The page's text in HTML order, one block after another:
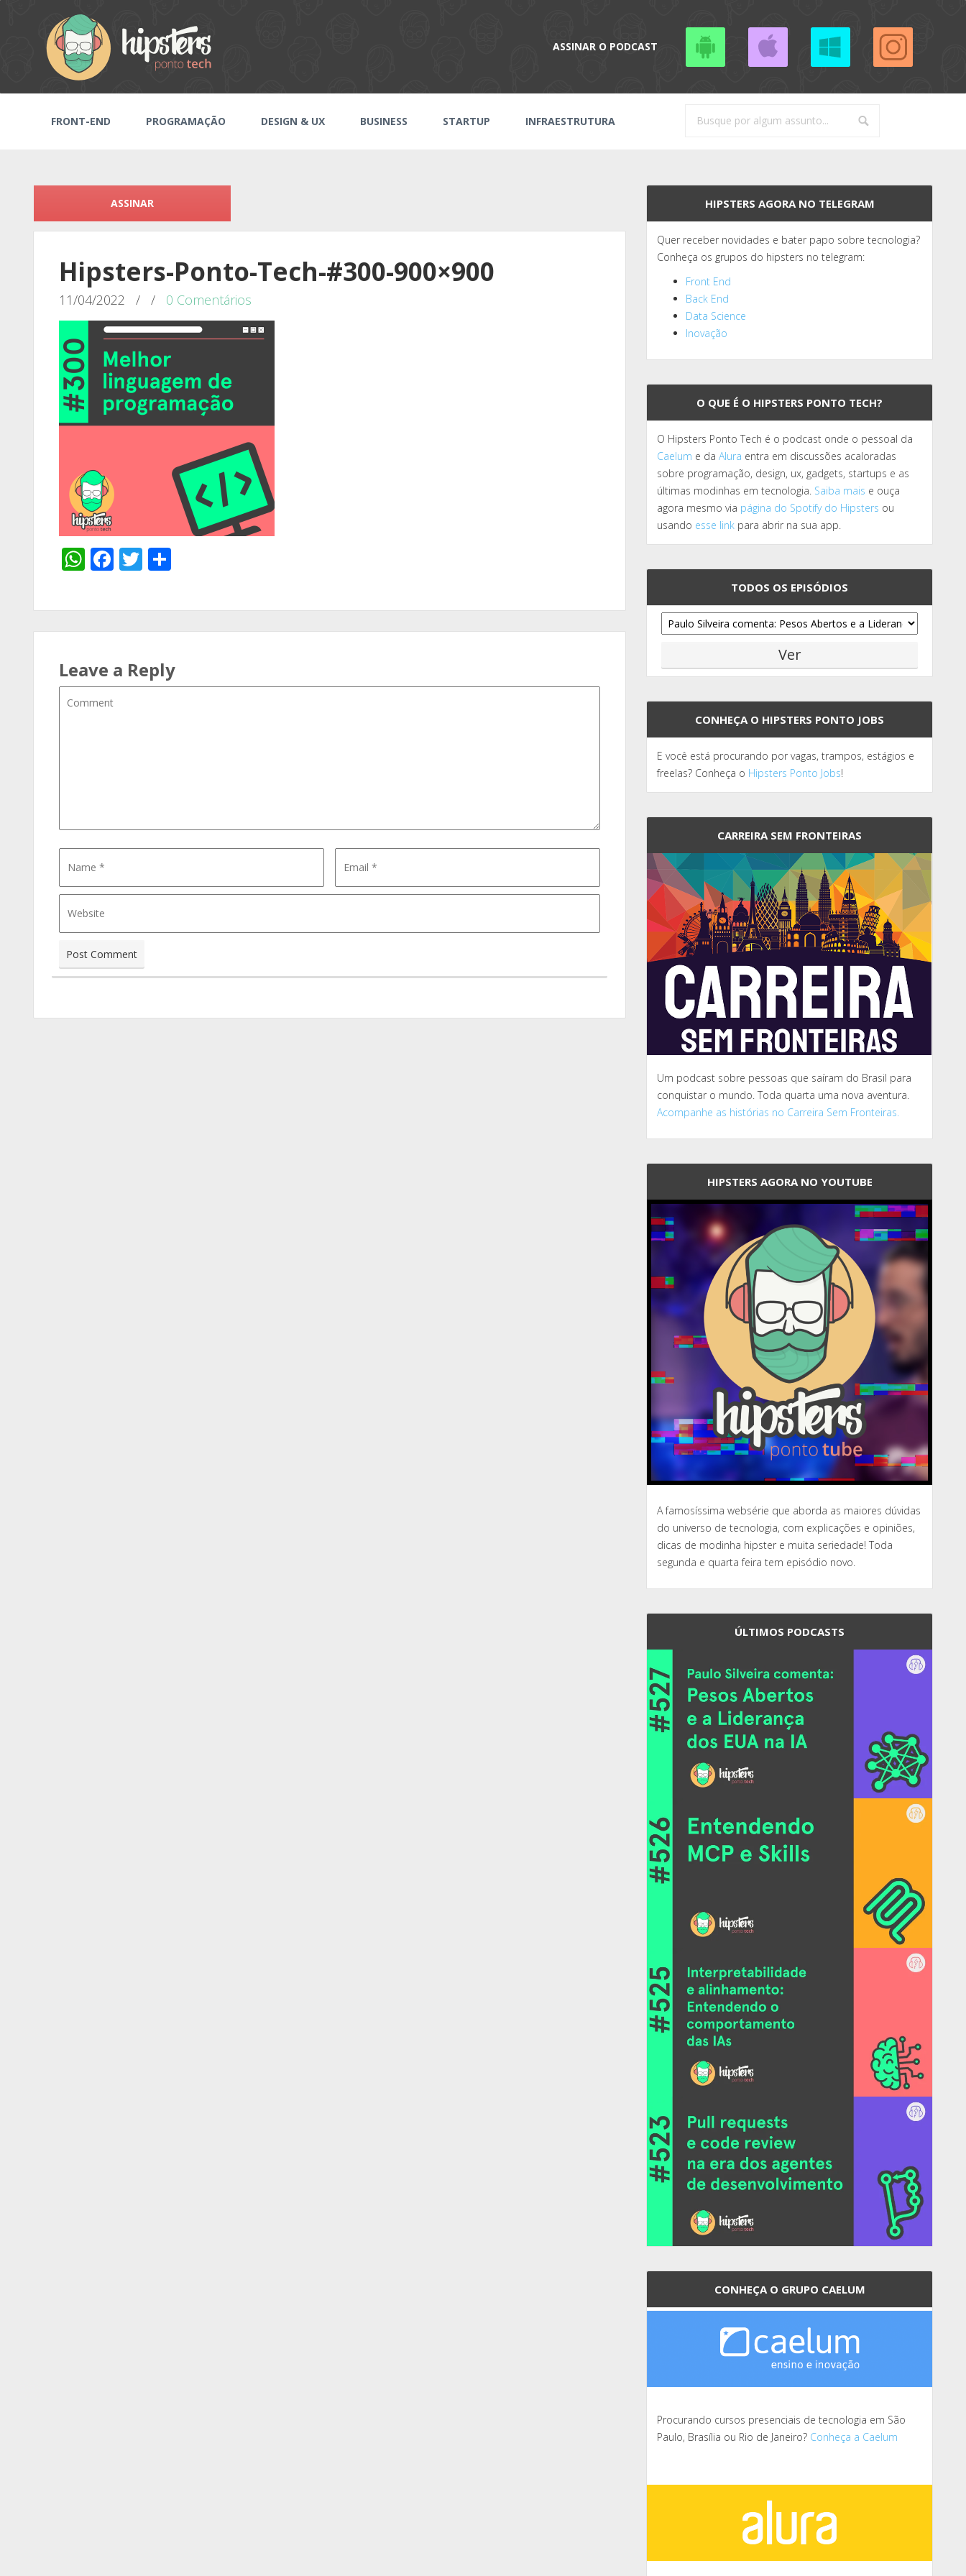
ASSINAR O PODCAST
FRONT-END PROGRAMAÇÃO DESIGN & UX BUSINESS STARTUP INFRAESTRUTURA
ASSINAR
Hipsters-Ponto-Tech-#300-900×900
11/04/2022 / / 0 Comentários
WhatsApp
Facebook
Twitter
Leave a Reply
HIPSTERS AGORA NO TELEGRAM
Quer receber novidades e bater papo sobre tecnologia?
Conheça os grupos do hipsters no telegram:
Front End
Back End
Data Science
Inovação
O QUE É O HIPSTERS PONTO TECH?
O Hipsters Ponto Tech é o podcast onde o pessoal da
Caelum e daAlura entra em discussões acaloradas
sobre programação, design, ux, gadgets, startups e as
últimas modinhas em tecnologia. Saiba mais e ouça
agora mesmo via página do Spotify do Hipsters ou
usando esse link para abrir na sua app.
TODOS OS EPISÓDIOS
CONHEÇA O HIPSTERS PONTO JOBS
E você está procurando por vagas, trampos, estágios e
freelas? Conheça o Hipsters Ponto Jobs!
CARREIRA SEM FRONTEIRAS
Um podcast sobre pessoas que saíram do Brasil para
conquistar o mundo. Toda quarta uma nova aventura.
Acompanhe as histórias no Carreira Sem Fronteiras.
HIPSTERS AGORA NO YOUTUBE
A famosíssima websérie que aborda as maiores dúvidas
do universo de tecnologia, com explicações e opiniões,
dicas de modinha hipster e muita seriedade! Toda
segunda e quarta feira tem episódio novo.
ÚLTIMOS PODCASTS
CONHEÇA O GRUPO CAELUM
Procurando cursos presenciais de tecnologia em São
Paulo, Brasília ou Rio de Janeiro? Conheça a Caelum